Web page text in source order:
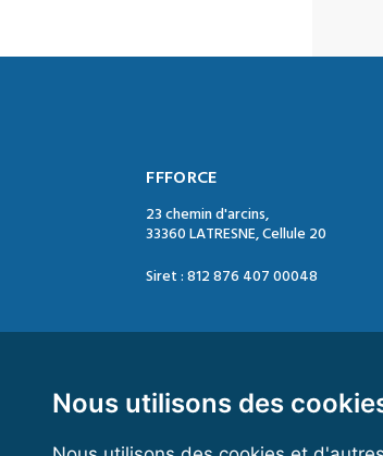
Nous utilisons des
FFFORCE
23 chemin d'arcins,
33360 LATRESNE, Cellule 20
Siret : 812 876 407 00048
Mail : contact@ffforce.fr